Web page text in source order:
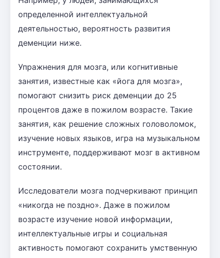
определенной интеллектуальной
деятельностью, вероятность развития
деменции ниже.
Упражнения для мозга, или когнитивные
занятия, известные как «йога для мозга»,
помогают снизить риск деменции до 25
процентов даже в пожилом возрасте. Такие
занятия, как решение сложных головоломок,
изучение новых языков, игра на музыкальном
инструменте, поддерживают мозг в активном
состоянии.
Исследователи мозга подчеркивают принцип
«никогда не поздно». Даже в пожилом
возрасте изучение новой информации,
интеллектуальные игры и социальная
активность помогают сохранить умственную